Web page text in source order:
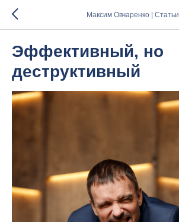
Максим Овчаренко | Статьи
Эффективный, но
деструктивный